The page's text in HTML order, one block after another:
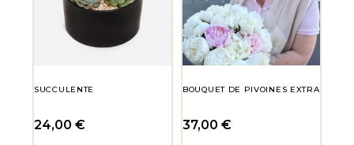
SUCCULENTE
24,00 €
BOUQUET DE PIVOINES EXTRA
37,00 €